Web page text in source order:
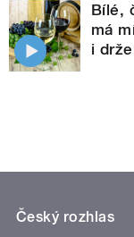
Bílé,
má
i
Český rozhlas